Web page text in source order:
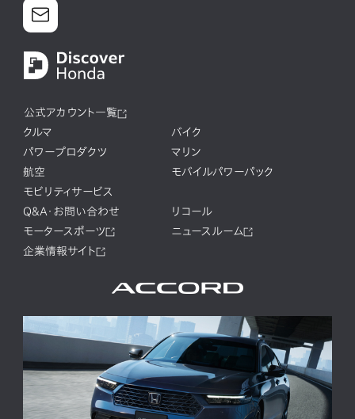
公式アカウント一覧
クルマ
バイク
パワープロダクツ
マリン
航空
モバイルパワーパック
モビリティサービス
Q&A・お問い合わせ
リコール
モータースポーツ
ニュースルーム
企業情報サイト